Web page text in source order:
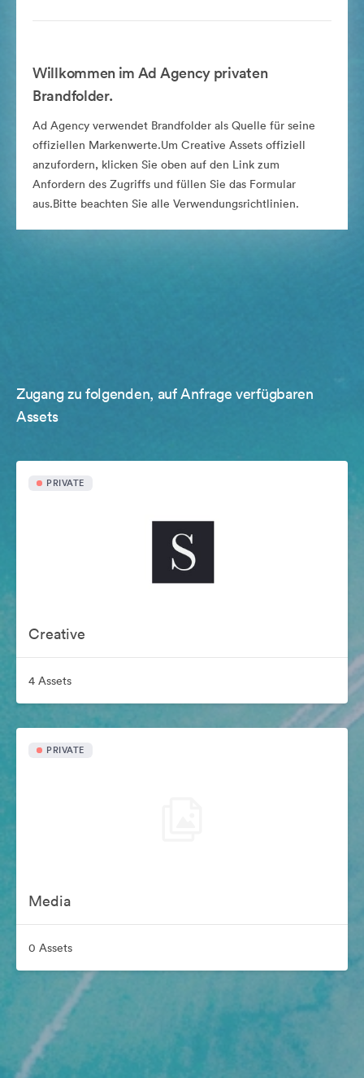
Willkommen im Ad Agency privaten
Brandfolder.
Ad Agency verwendet Brandfolder als Quelle für seine
offiziellen Markenwerte.Um Creative Assets offiziell
anzufordern, klicken Sie oben auf den Link zum
Anfordern des Zugriffs und füllen Sie das Formular
aus.Bitte beachten Sie alle Verwendungsrichtlinien.
Zugang zu folgenden, auf Anfrage verfügbaren
Assets
PRIVATE
Creative
4 Assets
PRIVATE
Media
0 Assets